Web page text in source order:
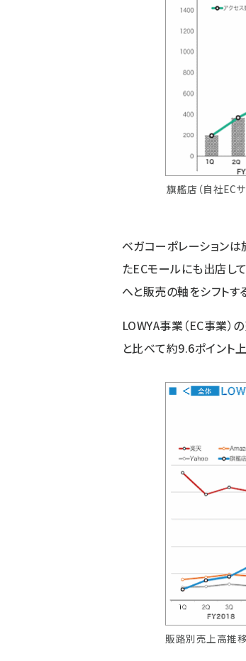
旗艦店（自社EC
ベガコーポレーションは
たECモールにも出店し
へと販売の軸をシフトす
LOWYA事業（EC事業
と比べて約9.6ポイント
販路別売上高推